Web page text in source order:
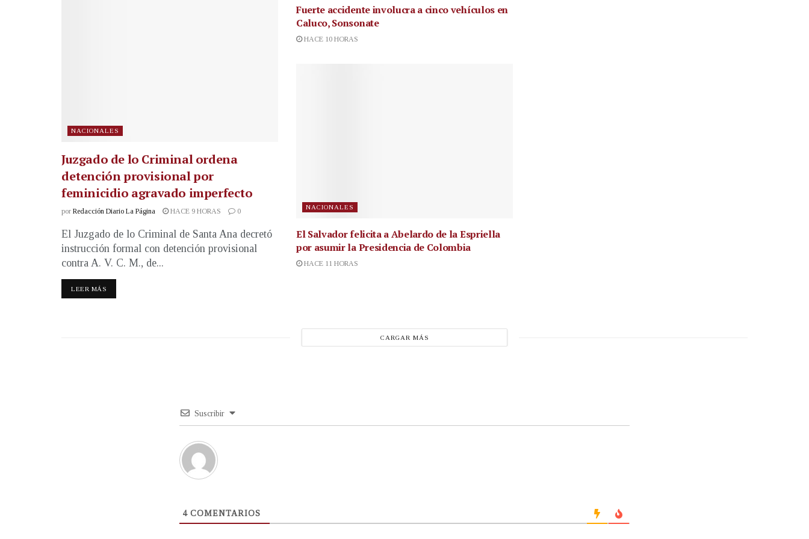
NACIONALES
Juzgado de lo Criminal ordena
detención provisional por
feminicidio agravado imperfecto
por Redacción Diario La Página HACE 9 HORAS 0
El Juzgado de lo Criminal de Santa Ana decretó
instrucción formal con detención provisional
contra A. V. C. M., de...
LEER MÁS
Fuerte accidente involucra a cinco vehículos en
Caluco, Sonsonate
HACE 10 HORAS
NACIONALES
El Salvador felicita a Abelardo de la Espriella
por asumir la Presidencia de Colombia
HACE 11 HORAS
CARGAR MÁS
Suscribir
4COMENTARIOS